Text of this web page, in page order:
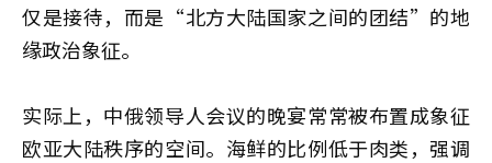
仅是接待，而是“北方大陆国家之间的团结”的地
缘政治象征。
实际上，中俄领导人会议的晚宴常常被布置成象征
欧亚大陆秩序的空间。海鲜的比例低于肉类，强调